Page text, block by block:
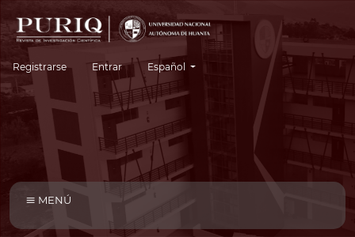
Registrarse Entrar Cambiar el idioma. El idioma actual es:
Español
MENÚ